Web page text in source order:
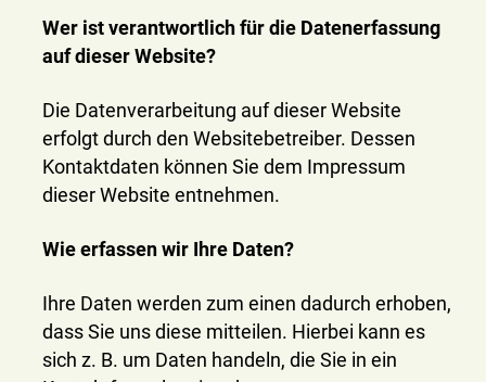
Wer ist verantwortlich für die Datenerfassung
auf dieser Website?
Die Datenverarbeitung auf dieser Website
erfolgt durch den Websitebetreiber. Dessen
Kontaktdaten können Sie dem Impressum
dieser Website entnehmen.
Wie erfassen wir Ihre Daten?
Ihre Daten werden zum einen dadurch erhoben,
dass Sie uns diese mitteilen. Hierbei kann es
sich z. B. um Daten handeln, die Sie in ein